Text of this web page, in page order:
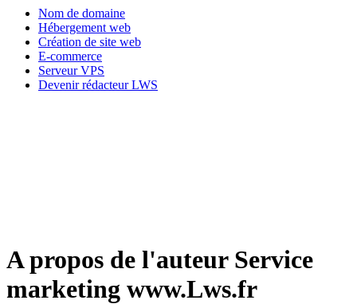
Nom de domaine
Hébergement web
Création de site web
E-commerce
Serveur VPS
Devenir rédacteur LWS
A propos de l'auteur Service
marketing www.Lws.fr